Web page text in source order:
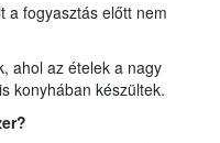
a fogyasztás előtt nem
ahol az ételek a nagy
konyhában készültek.